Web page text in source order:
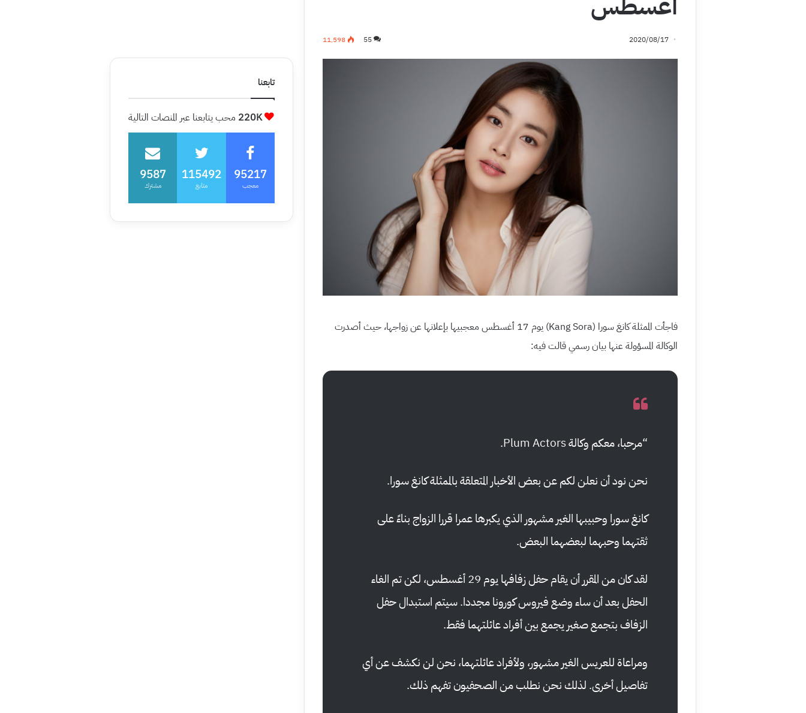
2020/08/17
55 11٬598
فاجأت الممثلة كانغ سورا (Kang Sora) يوم 17 أغسطس معجبيها بإعلانها عن زواجها، حيث أصدرت
الوكالة المسؤولة عنها بيان رسمي قالت فيه:
“مرحبا، معكم وكالة Plum Actors.
نحن نود أن نعلن لكم عن بعض الأخبار المتعلقة بالممثلة كانغ سورا.
كانغ سورا وحبيبها الغير مشهور الذي يكبرها عمرا قررا الزواج بناءً على
ثقتهما وحبهما لبعضهما البعض.
لقد كان من المقرر أن يقام حفل زفافها يوم 29 أغسطس، لكن تم الغاء
الحفل بعد أن ساء وضع فيروس كورونا مجددا. سيتم استبدال حفل
الزفاف بتجمع صغير يجمع بين أفراد عائلتهما فقط.
ومراعاة للعريس الغير مشهور، ولأفراد عائلتهما، نحن لن نكشف عن أي
تفاصيل أخرى. لذلك نحن نطلب من الصحفيون تفهم ذلك.
تابعنا
220K محب يتابعنا عبر المنصات التالية
95217
معجب
115492
متابع
9587
مشترك